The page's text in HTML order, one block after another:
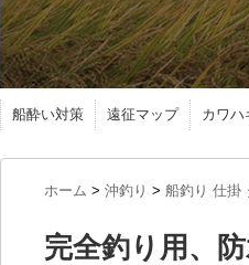
船酔い対策 遠征マップ カワハ
ホーム > 沖釣り > 船釣り 仕掛
完全釣り用、